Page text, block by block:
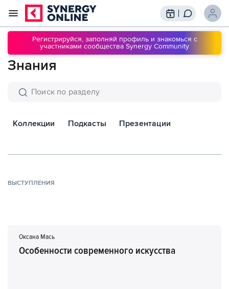
Регистрируйся, заполняй профиль и знакомься с
участниками сообщества Synergy Community
Трансляции
Вебинары
Обучение
Знания
Знания
Коллекции Подкасты Презентации
ВЫСТУПЛЕНИЯ
Оксана Мась
Особенности современного искусства